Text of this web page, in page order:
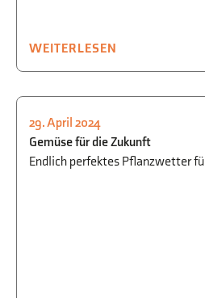
WEITERLESEN
SCHULGARTEN
29. April 2024
Gemüse für die Zukunft
Endlich perfektes Pflanzwetter